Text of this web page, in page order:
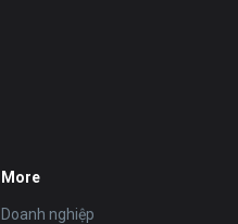
More
Doanh nghiệp